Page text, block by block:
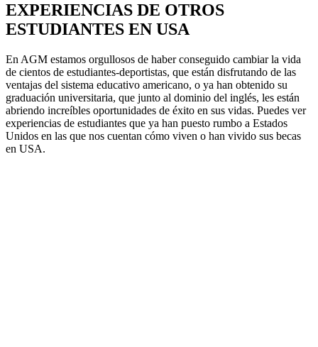
EXPERIENCIAS DE OTROS
ESTUDIANTES EN USA
En AGM estamos orgullosos de haber conseguido cambiar la vida
de cientos de estudiantes-deportistas, que están disfrutando de las
ventajas del sistema educativo americano, o ya han obtenido su
graduación universitaria, que junto al dominio del inglés, les están
abriendo increíbles oportunidades de éxito en sus vidas. Puedes ver
experiencias de estudiantes que ya han puesto rumbo a Estados
Unidos en las que nos cuentan cómo viven o han vivido sus becas
en USA.